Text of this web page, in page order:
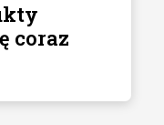
coraz